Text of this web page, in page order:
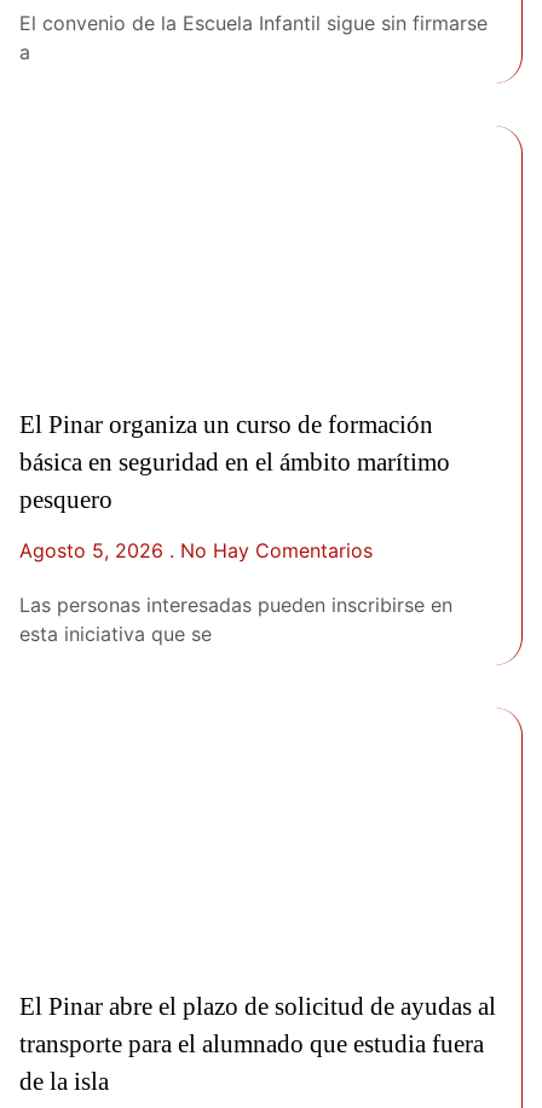
El convenio de la Escuela Infantil sigue sin firmarse
a
El Pinar organiza un curso de formación
básica en seguridad en el ámbito marítimo
pesquero
Agosto 5, 2026 No Hay Comentarios
Las personas interesadas pueden inscribirse en
esta iniciativa que se
El Pinar abre el plazo de solicitud de ayudas al
transporte para el alumnado que estudia fuera
de la isla